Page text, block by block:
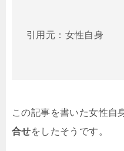
引用元：女性自身
この記事を書いた女性自
合せをしたそうです。